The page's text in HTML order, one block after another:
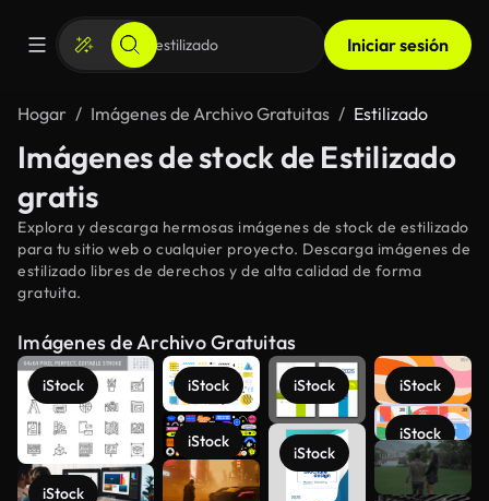
Iniciar sesión
Hogar Imágenes de Archivo Gratuitas Estilizado
Imágenes de stock de Estilizado
gratis
Explora y descarga hermosas imágenes de stock de estilizado
para tu sitio web o cualquier proyecto. Descarga imágenes de
estilizado libres de derechos y de alta calidad de forma
gratuita.
Imágenes de Archivo Gratuitas
iStock
iStock
iStock
iStock
iStock
iStock
iStock
iStock
Ver más